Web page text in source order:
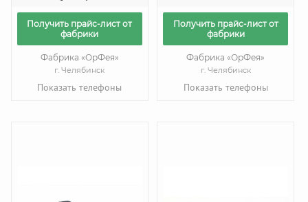
Получить прайс-лист от
фабрики
Фабрика «ОрФея»
г. Челябинск
Показать телефоны
Получить прайс-лист от
фабрики
Фабрика «ОрФея»
г. Челябинск
Показать телефоны